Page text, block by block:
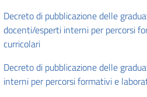
Decreto di pubblicazione delle
docenti/esperti interni per percorsi
curricolari
Decreto di pubblicazione delle
interni per percorsi formativi e